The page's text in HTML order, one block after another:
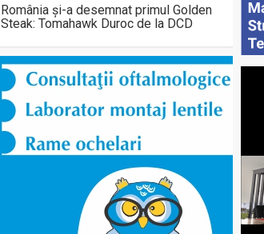
România și-a desemnat primul Golden
Steak: Tomahawk Duroc de la DCD